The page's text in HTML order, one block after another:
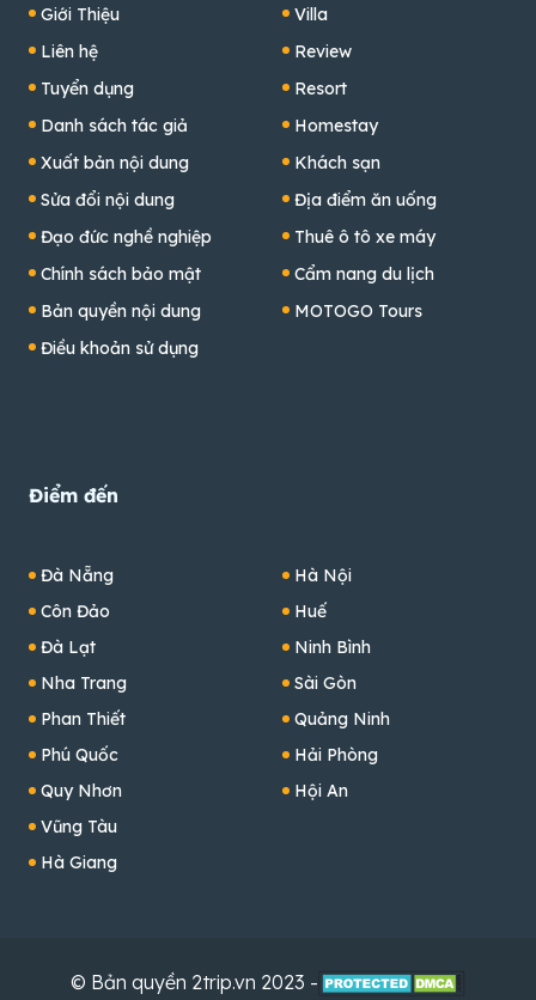
Giới Thiệu
Liên hệ
Tuyển dụng
Danh sách tác giả
Xuất bản nội dung
Sửa đổi nội dung
Đạo đức nghề nghiệp
Chính sách bảo mật
Bản quyền nội dung
Điều khoản sử dụng
Villa
Review
Resort
Homestay
Khách sạn
Địa điểm ăn uống
Thuê ô tô xe máy
Cẩm nang du lịch
MOTOGO Tours
Điểm đến
Đà Nẵng
Côn Đảo
Đà Lạt
Nha Trang
Phan Thiết
Phú Quốc
Quy Nhơn
Vũng Tàu
Hà Giang
Hà Nội
Huế
Ninh Bình
Sài Gòn
Quảng Ninh
Hải Phòng
Hội An
© Bản quyền 2trip.vn 2023 -